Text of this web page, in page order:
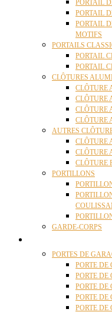
PORTAIL
PORTAIL
PORTAIL
MOTIFS
PORTAILS
PORTAIL
PORTAIL
CLÔTURES
CLÔTURE
CLÔTURE
CLÔTURE
CLÔTURE
AUTRES
CLÔTURE
CLÔTURE
CLÔTURE
PORTILLONS
GARDE-CORPS
PORTES DE
PORTE
PORTE DE
PORTE DE
PORTE
PORTE DE